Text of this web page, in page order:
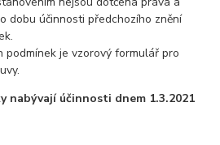
dobu účinnosti předchozího znění
podmínek je vzorový formulář pro
nabývají účinnosti dnem 1.3.2021